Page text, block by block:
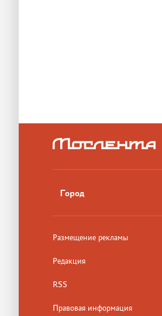
Город
Размещение рекламы
Редакция
RSS
Правовая информация